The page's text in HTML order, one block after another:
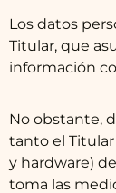
Los datos
Titular, que
información
No obstante,
tanto el
y hardware)
toma las